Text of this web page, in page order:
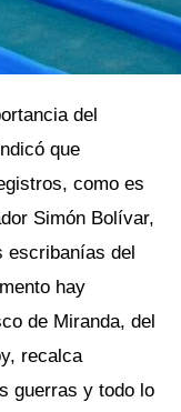
del
que
como es
Simón Bolívar,
escribanías del
hay
de Miranda, del
recalca
guerras y todo lo